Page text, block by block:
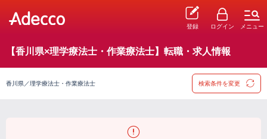
登録 ログイン メニュー
【香川県×理学療法士・作業療法士】転職・求人情報
香川県／理学療法士・作業療法士 検索条件を変更